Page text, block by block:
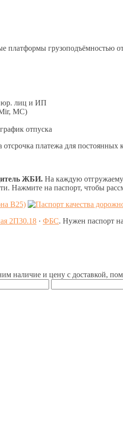
платформы грузоподъёмностью
юр. лиц и ИП
Mir, МС)
отпуска
платежа для
ЖБИ. На каждую
Нажмите на паспорт, чтобы
2П30.18 · ФБС. Нужен паспорт
наличие и цену с доставкой,